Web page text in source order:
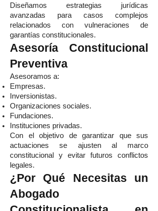
Diseñamos estrategias jurídicas
avanzadas para casos complejos
relacionados con vulneraciones de
garantías constitucionales.
Asesoría Constitucional
Preventiva
Asesoramos a:
Empresas.
Inversionistas.
Organizaciones sociales.
Fundaciones.
Instituciones privadas.
Con el objetivo de garantizar que sus
actuaciones se ajusten al marco
constitucional y evitar futuros conflictos
legales.
¿Por Qué Necesitas un
Abogado